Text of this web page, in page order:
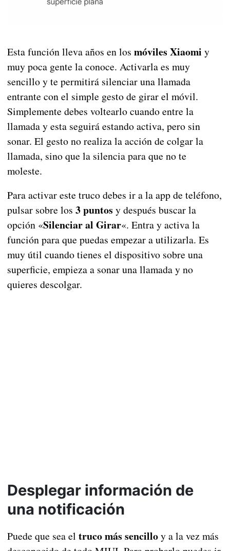
Esta función lleva años en los móviles Xiaomi y
muy poca gente la conoce. Activarla es muy
sencillo y te permitirá silenciar una llamada
entrante con el simple gesto de girar el móvil.
Simplemente debes voltearlo cuando entre la
llamada y esta seguirá estando activa, pero sin
sonar. El gesto no realiza la acción de colgar la
llamada, sino que la silencia para que no te
moleste.
Para activar este truco debes ir a la app de teléfono,
pulsar sobre los 3 puntos y después buscar la
opción «Silenciar al Girar«. Entra y activa la
función para que puedas empezar a utilizarla. Es
muy útil cuando tienes el dispositivo sobre una
superficie, empieza a sonar una llamada y no
quieres descolgar.
Desplegar información de
una notificación
Puede que sea el truco más sencilloy a la vez más